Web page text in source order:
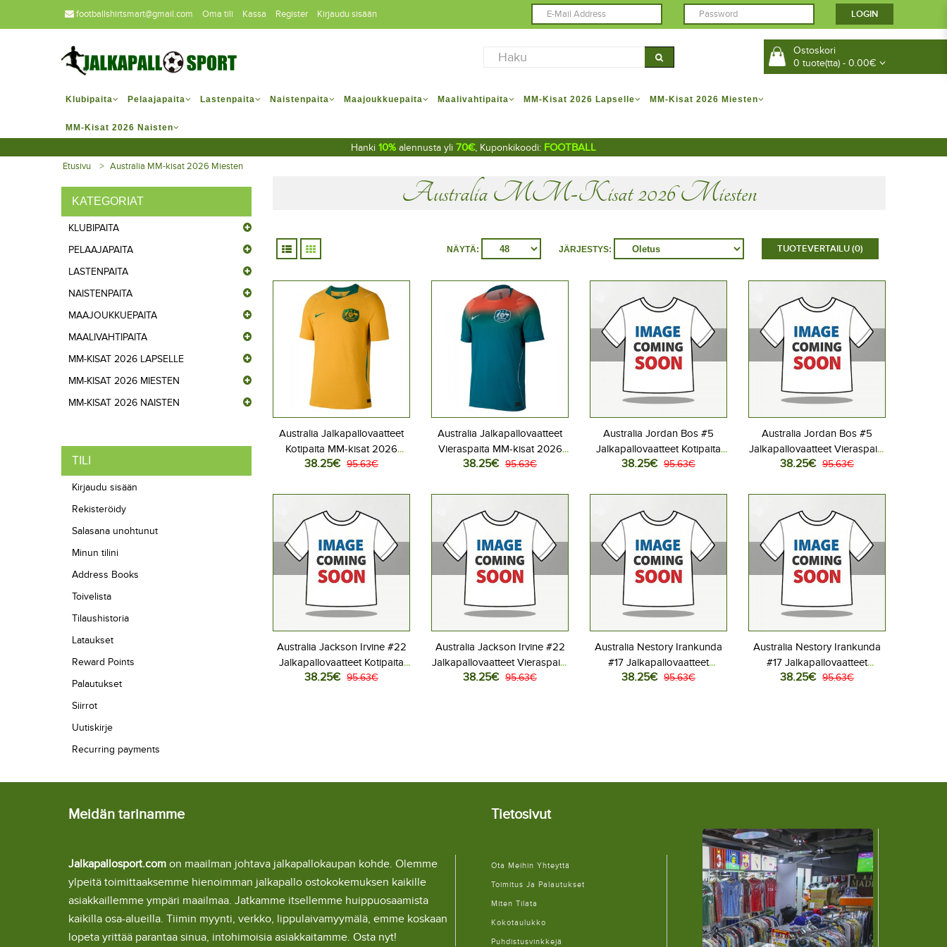
footballshirtsmart@gmail.com Oma tili Kassa Register Kirjaudu sisään
Ostoskori
0 tuote(tta) - 0.00€
Klubipaita Pelaajapaita Lastenpaita Naistenpaita Maajoukkuepaita Maalivahtipaita MM-Kisat 2026 Lapselle MM-Kisat 2026 Miesten
MM-Kisat 2026 Naisten
Hanki 10% alennusta yli 70€, Kuponkikoodi: FOOTBALL
Etusivu Australia MM-kisat 2026 Miesten
KATEGORIAT
KLUBIPAITA
PELAAJAPAITA
LASTENPAITA
NAISTENPAITA
MAAJOUKKUEPAITA
MAALIVAHTIPAITA
MM-KISAT 2026 LAPSELLE
MM-KISAT 2026 MIESTEN
MM-KISAT 2026 NAISTEN
TILI
Kirjaudu sisään
Rekisteröidy
Salasana unohtunut
Minun tilini
Address Books
Toivelista
Tilaushistoria
Lataukset
Reward Points
Palautukset
Siirrot
Uutiskirje
Recurring payments
Australia MM-Kisat 2026 Miesten
TUOTEVERTAILU (0)
JÄRJESTYS:
NÄYTÄ:
Australia Jalkapallovaatteet
Kotipaita MM-kisat 2026
Lyhythihainen
38.25€ 95.63€
Australia Jalkapallovaatteet
Vieraspaita MM-kisat 2026
Lyhythihainen
38.25€ 95.63€
Australia Jordan Bos #5
Jalkapallovaatteet Kotipaita
MM-kisat 2026 Lyhythihainen
38.25€ 95.63€
Australia Jordan Bos #5
Jalkapallovaatteet Vieraspaita
MM-kisat 2026 Lyhythihainen
38.25€ 95.63€
Australia Jackson Irvine #22
Jalkapallovaatteet Kotipaita
MM-kisat 2026 Lyhythihainen
38.25€ 95.63€
Australia Jackson Irvine #22
Jalkapallovaatteet Vieraspaita
MM-kisat 2026 Lyhythihainen
38.25€ 95.63€
Australia Nestory Irankunda
#17 Jalkapallovaatteet
Kotipaita MM-kisat 2026
38.25€ 95.63€
Australia Nestory Irankunda
#17 Jalkapallovaatteet
Vieraspaita MM-kisat 2026
38.25€ 95.63€
Meidän tarinamme
Jalkapallosport.com on maailman johtava jalkapallokaupan kohde. Olemme
ylpeitä toimittaaksemme hienoimman jalkapallo ostokokemuksen kaikille
asiakkaillemme ympäri maailmaa. Jatkamme itsellemme huippuosaamista
kaikilla osa-alueilla. Tiimin myynti, verkko, lippulaivamyymälä, emme koskaan
lopeta yrittää parantaa sinua, intohimoisia asiakkaitamme. Osta nyt!
Tietosivut
Ota Meihin Yhteyttä
Toimitus Ja Palautukset
Miten Tilata
Kokotaulukko
Puhdistusvinkkejä